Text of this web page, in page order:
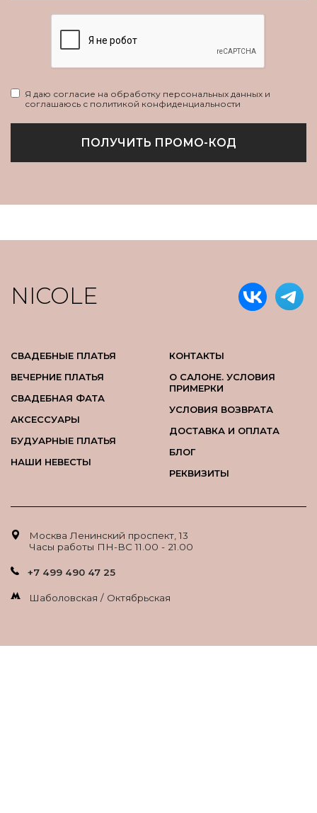
Я даю согласие на обработку персональных данных и
соглашаюсь с политикой конфиденциальности
ПОЛУЧИТЬ ПРОМО-КОД
NICOLE
СВАДЕБНЫЕ ПЛАТЬЯ
ВЕЧЕРНИЕ ПЛАТЬЯ
СВАДЕБНАЯ ФАТА
АКСЕССУАРЫ
БУДУАРНЫЕ ПЛАТЬЯ
НАШИ НЕВЕСТЫ
КОНТАКТЫ
О САЛОНЕ. УСЛОВИЯ
ПРИМЕРКИ
УСЛОВИЯ ВОЗВРАТА
ДОСТАВКА И ОПЛАТА
БЛОГ
РЕКВИЗИТЫ
Москва Ленинский проспект, 13
Часы работы ПН-ВС 11.00 - 21.00
+7 499 490 47 25
Шаболовская / Октябрьская